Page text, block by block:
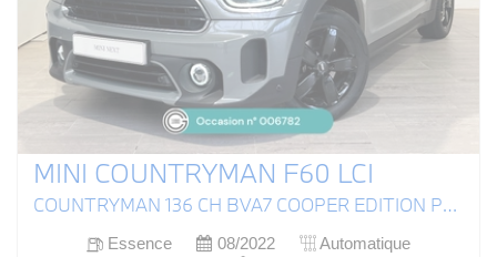
MINI COUNTRYMAN F60 LCI
COUNTRYMAN 136 CH BVA7 COOPER EDITION PREMIUM PLUS
Essence 08/2022
Automatique